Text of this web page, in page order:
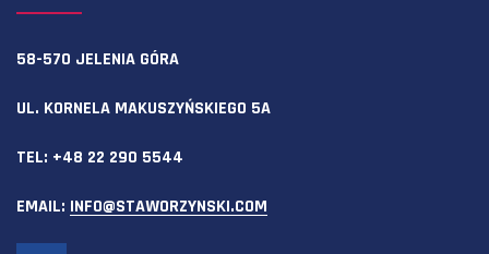
58-570 JELENIA GÓRA
UL. KORNELA MAKUSZYŃSKIEGO 5A
TEL: +48 22 290 5544
EMAIL: INFO@STAWORZYNSKI.COM